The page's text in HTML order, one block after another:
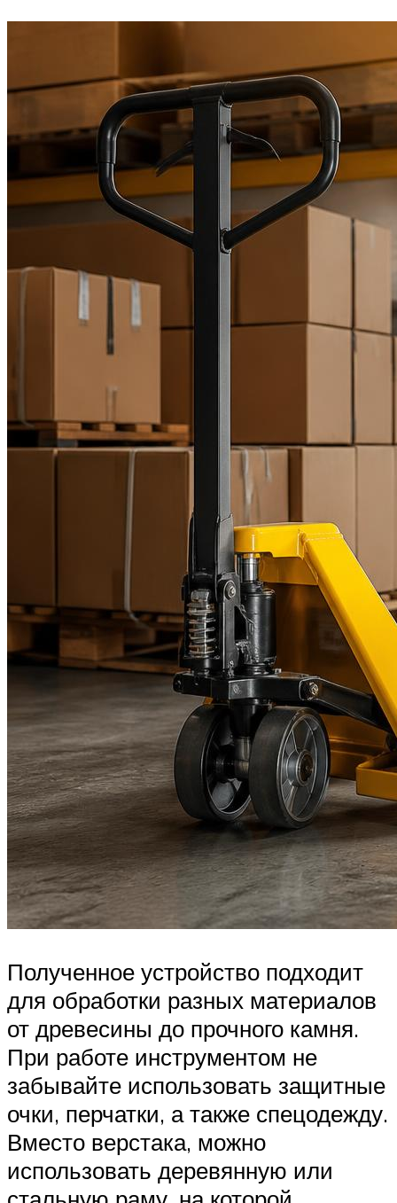
Полученное устройство подходит
для обработки разных материалов
от древесины до прочного камня.
При работе инструментом не
забывайте использовать защитные
очки, перчатки, а также спецодежду.
Вместо верстака, можно
использовать деревянную или